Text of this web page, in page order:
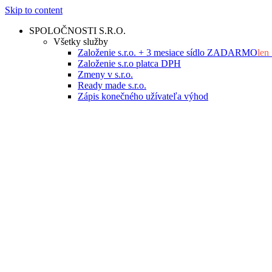
Skip to content
SPOLOČNOSTI S.R.O.
Všetky služby
Založenie s.r.o. + 3 mesiace sídlo ZADARMOlen
Založenie s.r.o platca DPH
Zmeny v s.r.o.
Ready made s.r.o.
Zápis konečného užívateľa výhod